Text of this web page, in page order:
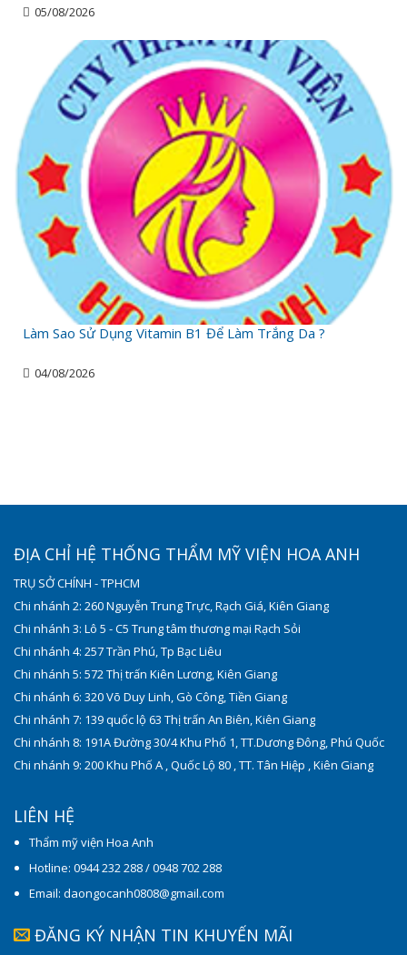
05/08/2026
Làm Sao Sử Dụng Vitamin B1 Để Làm Trắng Da ?
04/08/2026
ĐỊA CHỈ HỆ THỐNG THẨM MỸ VIỆN HOA ANH
TRỤ SỞ CHÍNH - TPHCM
Chi nhánh 2: 260 Nguyễn Trung Trực, Rạch Giá, Kiên Giang
Chi nhánh 3: Lô 5 - C5 Trung tâm thương mại Rạch Sỏi
Chi nhánh 4: 257 Trần Phú, Tp Bạc Liêu
Chi nhánh 5: 572 Thị trấn Kiên Lương, Kiên Giang
Chi nhánh 6: 320 Võ Duy Linh, Gò Công, Tiền Giang
Chi nhánh 7: 139 quốc lộ 63 Thị trấn An Biên, Kiên Giang
Chi nhánh 8: 191A Đường 30/4 Khu Phố 1, TT.Dương Đông, Phú Quốc
Chi nhánh 9: 200 Khu Phố A , Quốc Lộ 80 , TT. Tân Hiệp , Kiên Giang
LIÊN HỆ
Thẩm mỹ viện Hoa Anh
Hotline: 0944 232 288 / 0948 702 288
Email: daongocanh0808@gmail.com
ĐĂNG KÝ NHẬN TIN KHUYẾN MÃI